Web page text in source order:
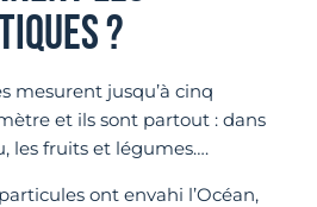
?
mesurent jusqu’à cinq
et ils sont partout : dans
les fruits et légumes….
ont envahi l’Océan,